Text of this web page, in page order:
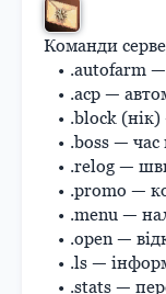
Команди
.autofarm
.acp —
.block (нік)
.boss — час
.relog —
.promo —
.menu —
.open —
.ls —
.stats —